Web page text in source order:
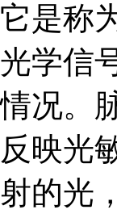
它是称
光学信
情况。
反映光
射的光